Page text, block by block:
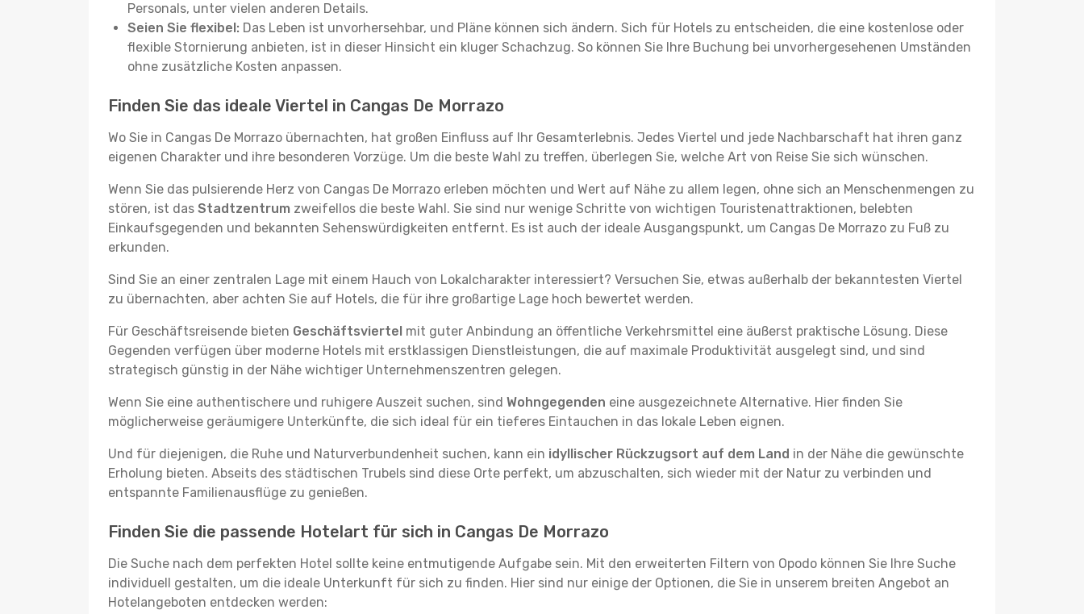
Personals, unter vielen anderen Details.
Seien Sie flexibel: Das Leben ist unvorhersehbar, und Pläne können sich ändern. Sich für Hotels zu entscheiden, die eine kostenlose oder
flexible Stornierung anbieten, ist in dieser Hinsicht ein kluger Schachzug. So können Sie Ihre Buchung bei unvorhergesehenen Umständen
ohne zusätzliche Kosten anpassen.
Finden Sie das ideale Viertel in Cangas De Morrazo
Wo Sie in Cangas De Morrazo übernachten, hat großen Einfluss auf Ihr Gesamterlebnis. Jedes Viertel und jede Nachbarschaft hat ihren ganz
eigenen Charakter und ihre besonderen Vorzüge. Um die beste Wahl zu treffen, überlegen Sie, welche Art von Reise Sie sich wünschen.
Wenn Sie das pulsierende Herz von Cangas De Morrazo erleben möchten und Wert auf Nähe zu allem legen, ohne sich an Menschenmengen zu
stören, ist das Stadtzentrum zweifellos die beste Wahl. Sie sind nur wenige Schritte von wichtigen Touristenattraktionen, belebten
Einkaufsgegenden und bekannten Sehenswürdigkeiten entfernt. Es ist auch der ideale Ausgangspunkt, um Cangas De Morrazo zu Fuß zu
erkunden.
Sind Sie an einer zentralen Lage mit einem Hauch von Lokalcharakter interessiert? Versuchen Sie, etwas außerhalb der bekanntesten Viertel
zu übernachten, aber achten Sie auf Hotels, die für ihre großartige Lage hoch bewertet werden.
Für Geschäftsreisende bieten Geschäftsviertel mit guter Anbindung an öffentliche Verkehrsmittel eine äußerst praktische Lösung. Diese
Gegenden verfügen über moderne Hotels mit erstklassigen Dienstleistungen, die auf maximale Produktivität ausgelegt sind, und sind
strategisch günstig in der Nähe wichtiger Unternehmenszentren gelegen.
Wenn Sie eine authentischere und ruhigere Auszeit suchen, sind Wohngegenden eine ausgezeichnete Alternative. Hier finden Sie
möglicherweise geräumigere Unterkünfte, die sich ideal für ein tieferes Eintauchen in das lokale Leben eignen.
Und für diejenigen, die Ruhe und Naturverbundenheit suchen, kann ein idyllischer Rückzugsort auf dem Land in der Nähe die gewünschte
Erholung bieten. Abseits des städtischen Trubels sind diese Orte perfekt, um abzuschalten, sich wieder mit der Natur zu verbinden und
entspannte Familienausflüge zu genießen.
Finden Sie die passende Hotelart für sich in Cangas De Morrazo
Die Suche nach dem perfekten Hotel sollte keine entmutigende Aufgabe sein. Mit den erweiterten Filtern von Opodo können Sie Ihre Suche
individuell gestalten, um die ideale Unterkunft für sich zu finden. Hier sind nur einige der Optionen, die Sie in unserem breiten Angebot an
Hotelangeboten entdecken werden: